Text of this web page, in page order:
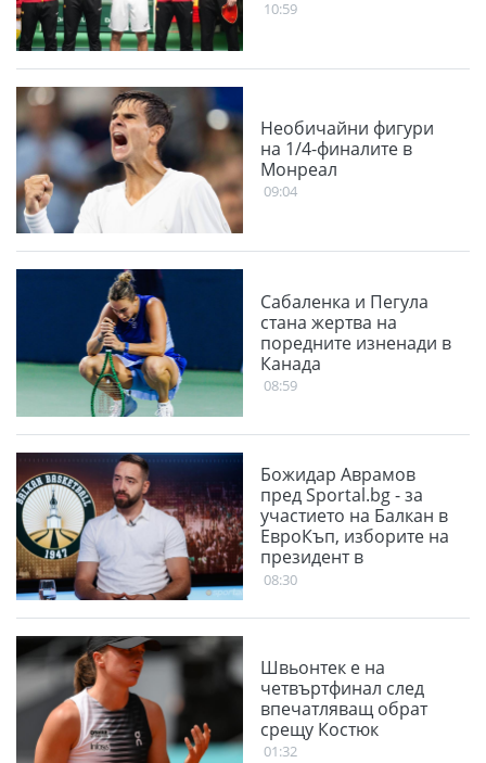
10:59
Необичайни фигури
на 1/4-финалите в
Монреал
09:04
Сабаленка и Пегула
стана жертва на
поредните изненади в
Канада
08:59
Божидар Аврамов
пред Sportal.bg - за
участието на Балкан в
ЕвроКъп, изборите на
президент в
БФБаскетбол и
08:30
Швьонтек е на
четвъртфинал след
впечатляващ обрат
срещу Костюк
01:32